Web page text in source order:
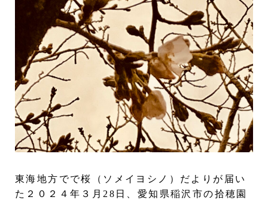
東海地方でで桜（ソメイヨシノ）だよりが届い
た２０２４年３月28日、愛知県稲沢市の拾穂園